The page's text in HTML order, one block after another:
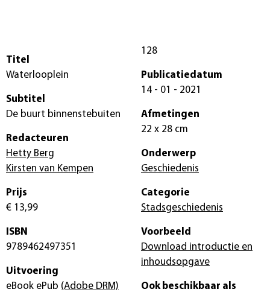
Titel
Waterlooplein
Subtitel
De buurt binnenstebuiten
Redacteuren
Hetty Berg
Kirsten van Kempen
Prijs
€ 13,99
ISBN
9789462497351
Uitvoering
eBook ePub (Adobe DRM)
128
Publicatiedatum
14 - 01 - 2021
Afmetingen
22 x 28 cm
Onderwerp
Geschiedenis
Categorie
Stadsgeschiedenis
Voorbeeld
Download introductie en
inhoudsopgave
Ook beschikbaar als